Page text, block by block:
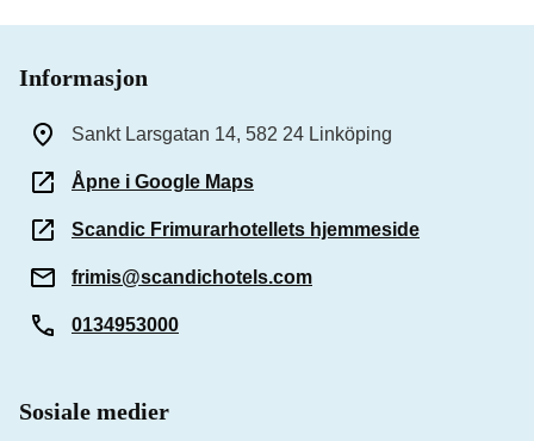
Informasjon
Sankt Larsgatan 14, 582 24 Linköping
Åpne i Google Maps
Scandic Frimurarhotellets hjemmeside
frimis@scandichotels.com
0134953000
Sosiale medier